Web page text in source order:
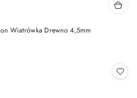
Wiatrówka Drewno 4,5mm